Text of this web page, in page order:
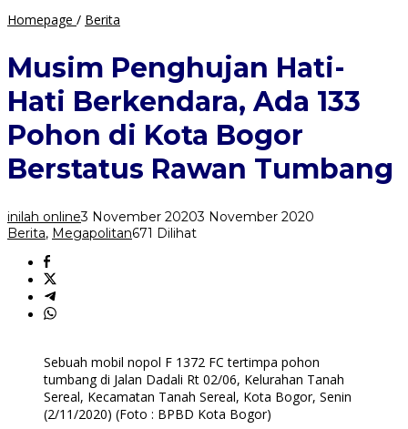
Homepage / Berita
Hati-
Hati
Berkendara,
Ada
133
Pohon
Kota
Berstatus
Rawan
Tumbang
Musim Penghujan Hati-
Hati Berkendara, Ada 133
Pohon di Kota Bogor
Berstatus Rawan Tumbang
inilah online3 November 20203 November 2020
Berita, Megapolitan671 Dilihat
Sebuah mobil nopol F 1372 FC tertimpa pohon
tumbang di Jalan Dadali Rt 02/06, Kelurahan Tanah
Sereal, Kecamatan Tanah Sereal, Kota Bogor, Senin
(2/11/2020) (Foto : BPBD Kota Bogor)